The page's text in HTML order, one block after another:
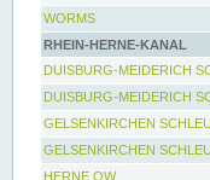
WORMS
RHEIN-HERNE-KANAL
DUISBURG-MEIDERICH
DUISBURG-MEIDERICH
GELSENKIRCHEN
GELSENKIRCHEN
HERNE OW